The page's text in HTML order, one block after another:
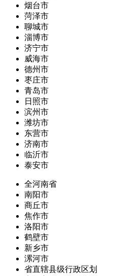
烟台市
菏泽市
聊城市
淄博市
济宁市
威海市
德州市
枣庄市
青岛市
日照市
滨州市
潍坊市
东营市
济南市
临沂市
泰安市
全河南省
南阳市
商丘市
焦作市
洛阳市
鹤壁市
新乡市
漯河市
省直辖县级行政区划